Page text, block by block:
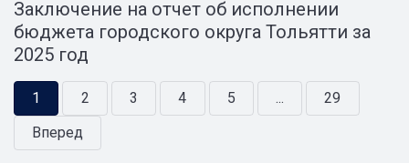
Заключение на отчет об исполнении
бюджета городского округа Тольятти за
2025 год
1 2 3 4 5 ...
29
Вперед